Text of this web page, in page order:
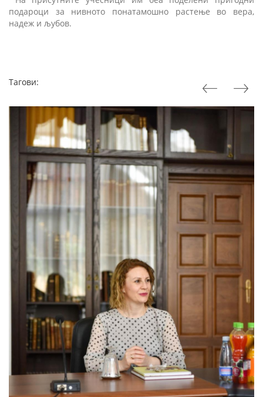
подароци за нивното понатамошно растење во вера,
надеж и љубов.
Тагови: